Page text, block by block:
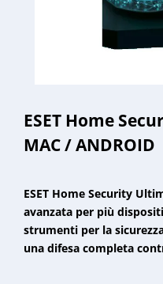
ESET Home
MAC / ANDROID
ESET Home Security
avanzata per più
strumenti per la
una difesa completa